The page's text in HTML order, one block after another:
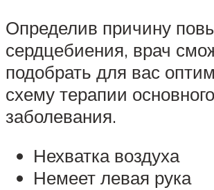
Определив причину
сердцебиения, врач
подобрать для вас
схему терапии основного
заболевания.
Нехватка воздуха
Немеет левая рука